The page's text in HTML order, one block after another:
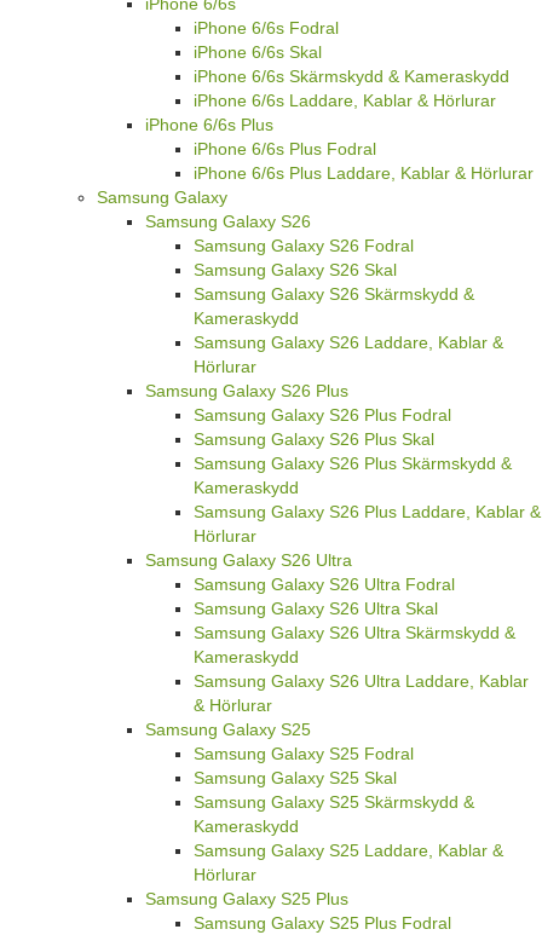
iPhone 6/6s Fodral
iPhone 6/6s Skal
iPhone 6/6s Skärmskydd & Kameraskydd
iPhone 6/6s Laddare, Kablar & Hörlurar
iPhone 6/6s Plus
iPhone 6/6s Plus Fodral
iPhone 6/6s Plus Laddare, Kablar & Hörlurar
Samsung Galaxy
Samsung Galaxy S26
Samsung Galaxy S26 Fodral
Samsung Galaxy S26 Skal
Samsung Galaxy S26 Skärmskydd &
Kameraskydd
Samsung Galaxy S26 Laddare, Kablar &
Hörlurar
Samsung Galaxy S26 Plus
Samsung Galaxy S26 Plus Fodral
Samsung Galaxy S26 Plus Skal
Samsung Galaxy S26 Plus Skärmskydd &
Kameraskydd
Samsung Galaxy S26 Plus Laddare, Kablar &
Hörlurar
Samsung Galaxy S26 Ultra
Samsung Galaxy S26 Ultra Fodral
Samsung Galaxy S26 Ultra Skal
Samsung Galaxy S26 Ultra Skärmskydd &
Kameraskydd
Samsung Galaxy S26 Ultra Laddare, Kablar
& Hörlurar
Samsung Galaxy S25
Samsung Galaxy S25 Fodral
Samsung Galaxy S25 Skal
Samsung Galaxy S25 Skärmskydd &
Kameraskydd
Samsung Galaxy S25 Laddare, Kablar &
Hörlurar
Samsung Galaxy S25 Plus
Samsung Galaxy S25 Plus Fodral